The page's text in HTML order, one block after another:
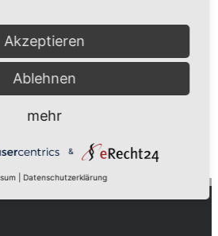
ZUR ÜBERSICHT
Akzeptieren
Ablehnen
mehr
&
Datenschutzerklärung